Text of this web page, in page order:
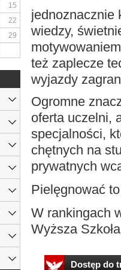
jednoznacznie
wiedzy,
też zaplecze
wyjazdy
Ogromne
oferta uczelni,
specjalności,
chętnych na
prywatnych
Pielęgnować
W rankingach
Wyższa
Dostęp do
15
22
29